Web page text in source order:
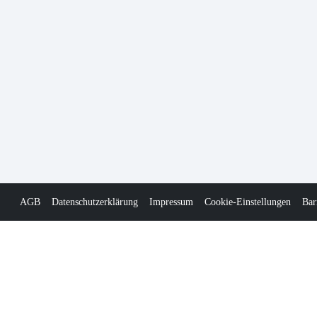
AGB Datenschutzerklärung Impressum Cookie-Einstellungen